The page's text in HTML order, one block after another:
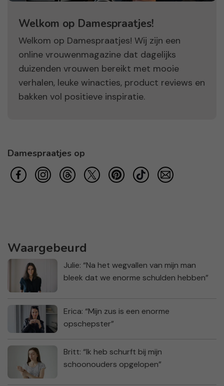
Welkom op Damespraatjes!
Welkom op Damespraatjes! Wij zijn een
online vrouwenmagazine dat dagelijks
duizenden vrouwen bereikt met mooie
verhalen, leuke winacties, product reviews en
bakken vol positieve inspiratie.
Damespraatjes op
Waargebeurd
Julie: “Na het wegvallen van mijn man
bleek dat we enorme schulden hebben”
Erica: “Mijn zus is een enorme
opschepster”
Britt: “Ik heb schurft bij mijn
schoonouders opgelopen”